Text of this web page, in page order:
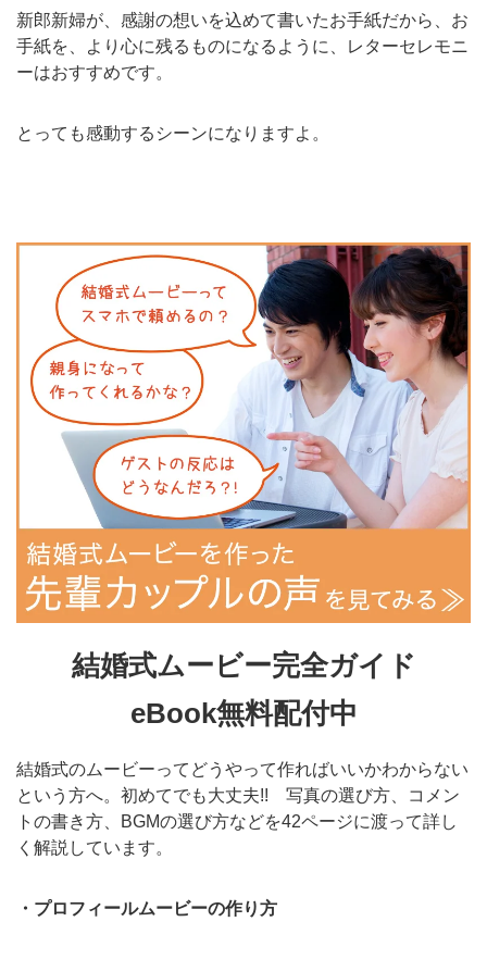
新郎新婦が、感謝の想いを込めて書いたお手紙だから、お
手紙を、より心に残るものになるように、レターセレモニ
ーはおすすめです。
とっても感動するシーンになりますよ。
結婚式ムービー完全ガイド
eBook無料配付中
結婚式のムービーってどうやって作ればいいかわからない
という方へ。初めてでも大丈夫!! 写真の選び方、コメン
トの書き方、BGMの選び方などを42ページに渡って詳し
く解説しています。
・プロフィールムービーの作り方